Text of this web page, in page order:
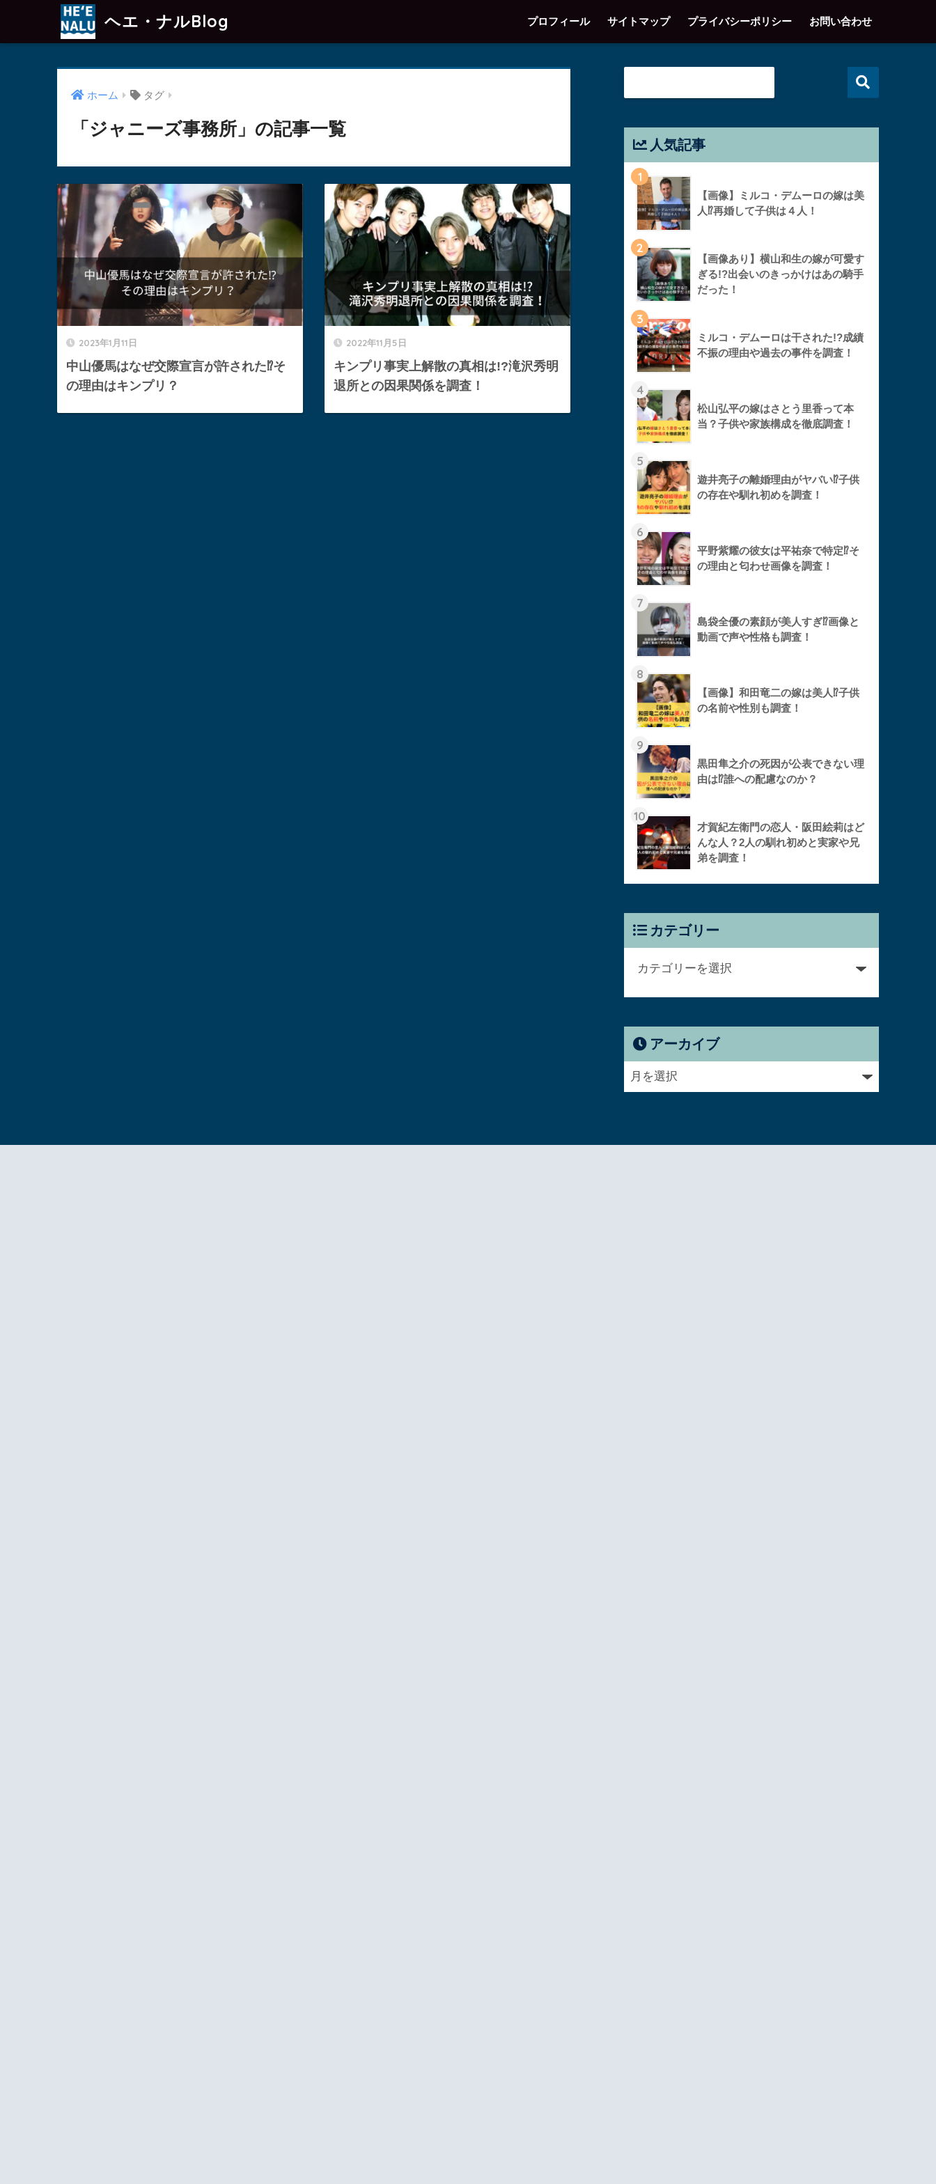
ヘエ・ナルBlog プロフィール サイトマップ プライバシーポリシー お問い合わせ
ホーム タグ
「ジャニーズ事務所」の記事一覧
2023年1月11日
中山優馬はなぜ交際宣言が許された⁉︎そ
の理由はキンプリ？
2022年11月5日
キンプリ事実上解散の真相は!?滝沢秀明
退所との因果関係を調査！
人気記事
1
【画像】ミルコ・デムーロの嫁は美
人⁉︎再婚して子供は４人！
2
【画像あり】横山和生の嫁が可愛す
ぎる!?出会いのきっかけはあの騎手
だった！
3
ミルコ・デムーロは干された!?成績
不振の理由や過去の事件を調査！
4
松山弘平の嫁はさとう里香って本
当？子供や家族構成を徹底調査！
5
遊井亮子の離婚理由がヤバい⁉︎子供
の存在や馴れ初めを調査！
6
平野紫耀の彼女は平祐奈で特定⁉︎そ
の理由と匂わせ画像を調査！
7
島袋全優の素顔が美人すぎ⁉︎画像と
動画で声や性格も調査！
8
【画像】和田竜二の嫁は美人⁉︎子供
の名前や性別も調査！
9
黒田隼之介の死因が公表できない理
由は⁉︎誰への配慮なのか？
10
才賀紀左衛門の恋人・阪田絵莉はど
んな人？2人の馴れ初めと実家や兄
弟を調査！
カテゴリー
アーカイブ